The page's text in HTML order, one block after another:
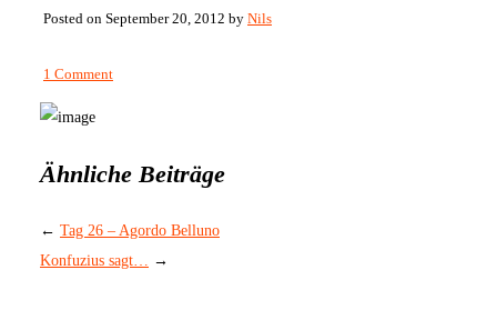
Posted on September 20, 2012 by Nils
1 Comment
Ähnliche Beiträge
← Tag 26 – Agordo Belluno
Konfuzius sagt… →